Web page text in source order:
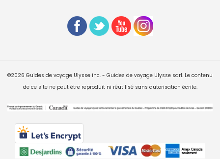
©2026 Guides de voyage Ulysse inc. - Guides de voyage Ulysse sarl. Le contenu
de ce site ne peut être reproduit ni réutilisé sans autorisation écrite.